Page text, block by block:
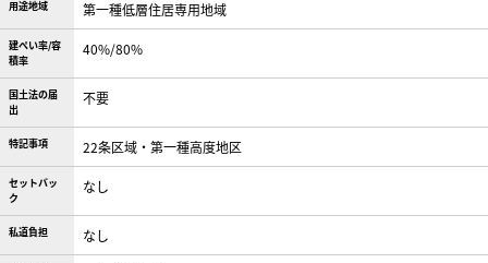
用途地域 第一種低層住居専用地域
建ぺい率/容
積率
40%/80%
国土法の届
出
不要
特記事項 22条区域・第一種高度地区
セットバッ
ク
なし
私道負担 なし